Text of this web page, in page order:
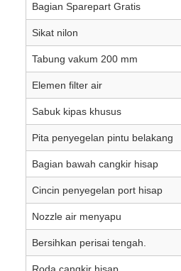
Bagian Sparepart Gratis
Sikat nilon
Tabung vakum 200 mm
Elemen filter air
Sabuk kipas khusus
Pita penyegelan pintu belakang
Bagian bawah cangkir hisap
Cincin penyegelan port hisap
Nozzle air menyapu
Bersihkan perisai tengah.